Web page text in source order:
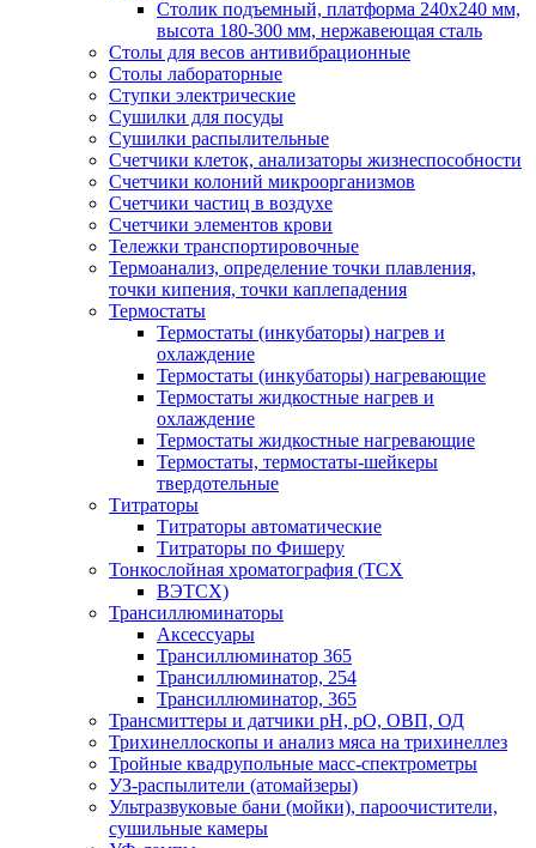
Столик подъемный, платформа 240х240 мм,
высота 180-300 мм, нержавеющая сталь
Столы для весов антивибрационные
Столы лабораторные
Ступки электрические
Сушилки для посуды
Сушилки распылительные
Счетчики клеток, анализаторы жизнеспособности
Счетчики колоний микроорганизмов
Счетчики частиц в воздухе
Счетчики элементов крови
Тележки транспортировочные
Термоанализ, определение точки плавления,
точки кипения, точки каплепадения
Термостаты
Термостаты (инкубаторы) нагрев и
охлаждение
Термостаты (инкубаторы) нагревающие
Термостаты жидкостные нагрев и
охлаждение
Термостаты жидкостные нагревающие
Термостаты, термостаты-шейкеры
твердотельные
Титраторы
Титраторы автоматические
Титраторы по Фишеру
Тонкослойная хроматография (ТСХ
ВЭТСХ)
Трансиллюминаторы
Аксессуары
Трансиллюминатор 365
Трансиллюминатор, 254
Трансиллюминатор, 365
Трансмиттеры и датчики рН, рО, ОВП, ОД
Трихинеллоскопы и анализ мяса на трихинеллез
Тройные квадрупольные масс-спектрометры
УЗ-распылители (атомайзеры)
Ультразвуковые бани (мойки), пароочистители,
сушильные камеры